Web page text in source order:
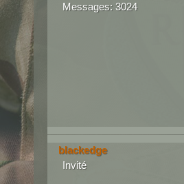
Messages: 3024
blackedge
Invité